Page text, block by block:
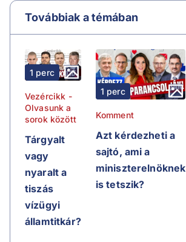
Továbbiak a témában
1 perc
Vezércikk -
Olvasunk a
sorok között
Tárgyalt
vagy
nyaralt a
tiszás
vízügyi
államtitkár?
1 perc
Komment
Azt kérdezheti a
sajtó, ami a
miniszterelnöknek
is tetszik?